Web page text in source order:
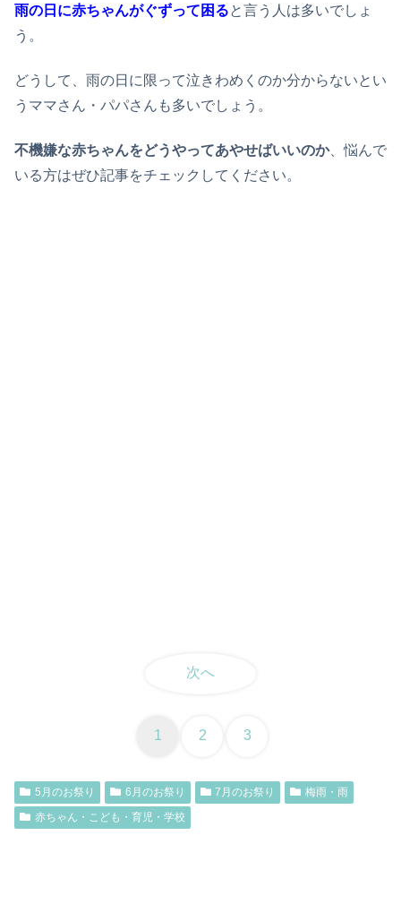
雨の日に赤ちゃんがぐずって困ると言う人は多いでしょ
う。
どうして、雨の日に限って泣きわめくのか分からないとい
うママさん・パパさんも多いでしょう。
不機嫌な赤ちゃんをどうやってあやせばいいのか、悩んで
いる方はぜひ記事をチェックしてください。
次へ
1 2 3
5月のお祭り 6月のお祭り 7月のお祭り
梅雨・雨
赤ちゃん・こども・育児・学校